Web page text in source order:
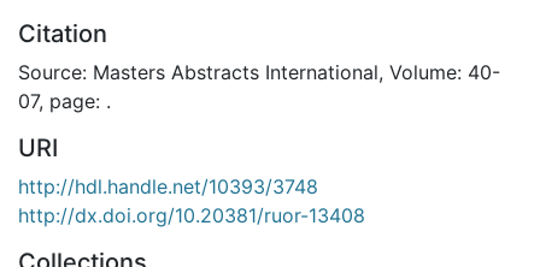
Citation
Source: Masters Abstracts International, Volume: 40-
07, page: .
URI
http://hdl.handle.net/10393/3748
http://dx.doi.org/10.20381/ruor-13408